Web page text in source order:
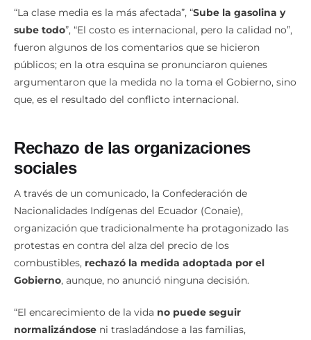
“La clase media es la más afectada”, “Sube la gasolina y
sube todo”, “El costo es internacional, pero la calidad no”,
fueron algunos de los comentarios que se hicieron
públicos; en la otra esquina se pronunciaron quienes
argumentaron que la medida no la toma el Gobierno, sino
que, es el resultado del conflicto internacional.
Rechazo de las organizaciones
sociales
A través de un comunicado, la Confederación de
Nacionalidades Indígenas del Ecuador (Conaie),
organización que tradicionalmente ha protagonizado las
protestas en contra del alza del precio de los
combustibles, rechazó la medida adoptada por el
Gobierno, aunque, no anunció ninguna decisión.
“El encarecimiento de la vida no puede seguir
normalizándose ni trasladándose a las familias,